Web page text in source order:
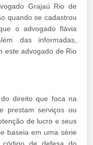
Grajaú Rio de
quando se cadastrou
o advogado flávia
das informadas,
este advogado de Rio
direito que foca na
prestam serviços ou
de lucro e seus
baseia em uma série